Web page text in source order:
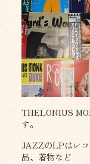
THELONIUS
す。
JAZZのLPはレコ
品、着物など